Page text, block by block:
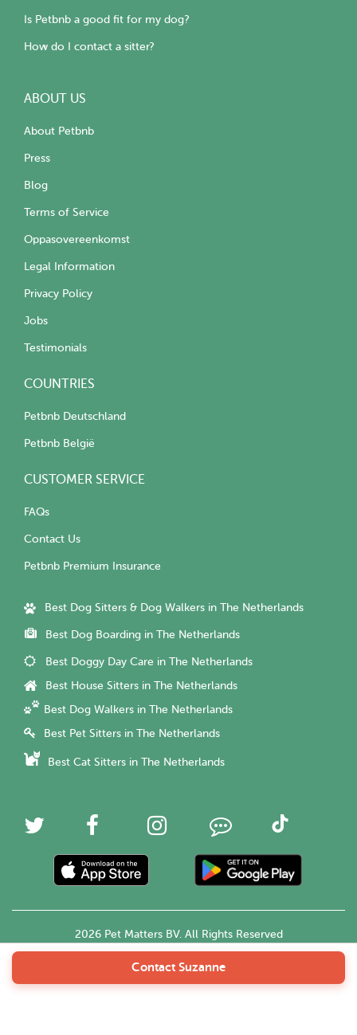
Contact Suzanne
Is Petbnb a good fit for my dog?
How do I contact a sitter?
ABOUT US
About Petbnb
Press
Blog
Terms of Service
Oppasovereenkomst
Legal Information
Privacy Policy
Jobs
Testimonials
COUNTRIES
Petbnb Deutschland
Petbnb België
CUSTOMER SERVICE
FAQs
Contact Us
Petbnb Premium Insurance
Best Dog Sitters & Dog Walkers in The Netherlands
Best Dog Boarding in The Netherlands
Best Doggy Day Care in The Netherlands
Best House Sitters in The Netherlands
Best Dog Walkers in The Netherlands
Best Pet Sitters in The Netherlands
Best Cat Sitters in The Netherlands
2026 Pet Matters BV. All Rights Reserved